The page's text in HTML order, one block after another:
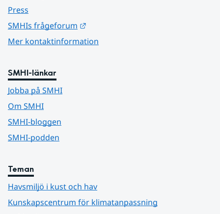
Press
SMHIs frågeforum
Mer kontaktinformation
SMHI-länkar
Jobba på SMHI
Om SMHI
SMHI-bloggen
SMHI-podden
Teman
Havsmiljö i kust och hav
Kunskapscentrum för klimatanpassning